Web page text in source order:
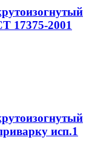
17375-2001
исп.1